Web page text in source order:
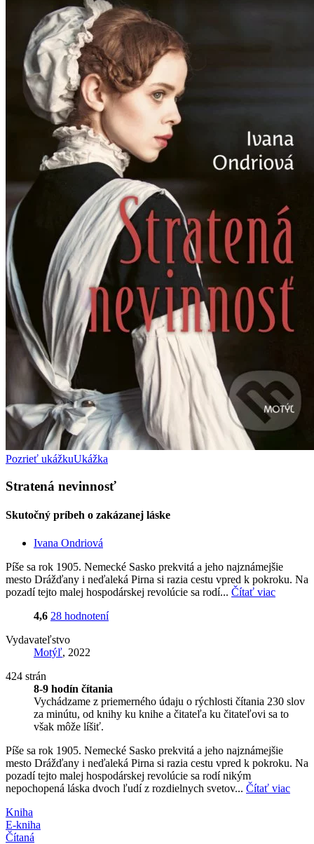
Pozrieť ukážkuUkážka
Stratená nevinnosť
Skutočný príbeh o zakázanej láske
Ivana Ondriová
Píše sa rok 1905. Nemecké Sasko prekvitá a jeho najznámejšie
mesto Drážďany i neďaleká Pirna si razia cestu vpred k pokroku. Na
pozadí tejto malej hospodárskej revolúcie sa rodí... Čítať viac
4,6 28 hodnotení
Vydavateľstvo
Motýľ, 2022
424 strán
8-9 hodín čítania
Vychádzame z priemerného údaju o rýchlosti čítania 230 slov
za minútu, od knihy ku knihe a čitateľa ku čitateľovi sa to
však môže líšiť.
Píše sa rok 1905. Nemecké Sasko prekvitá a jeho najznámejšie
mesto Drážďany i neďaleká Pirna si razia cestu vpred k pokroku. Na
pozadí tejto malej hospodárskej revolúcie sa rodí nikým
nepochopená láska dvoch ľudí z rozdielnych svetov... Čítať viac
Kniha
E-kniha
Čítaná